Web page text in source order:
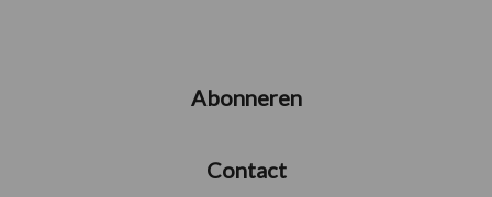
Abonneren
Contact